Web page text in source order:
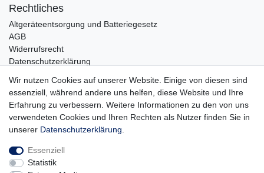
Rechtliches
Altgeräteentsorgung und Batteriegesetz
AGB
Widerrufsrecht
Datenschutzerklärung
Impressum
Service
Zahlungsarten
Lieferung und Abholung
Unternehmen
Über uns
Wir nutzen Cookies auf unserer Website. Einige von diesen sind
essenziell, während andere uns helfen, diese Website und Ihre
Erfahrung zu verbessern. Weitere Informationen zu den von uns
verwendeten Cookies und Ihren Rechten als Nutzer finden Sie in
unserer Daten­schutz­erklärung
Essenziell
Statistik